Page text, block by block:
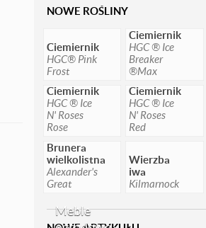
NOWE ROŚLINY
Ciemiernik
HGC® Pink
Frost
Ciemiernik
HGC ® Ice
Breaker
®Max
Ciemiernik
HGC ® Ice
N' Roses
Rose
Ciemiernik
HGC ® Ice
N' Roses
Red
Brunera
wielkolistna
Alexander's
Great
Wierzba
iwa
Kilmarnock
Meble